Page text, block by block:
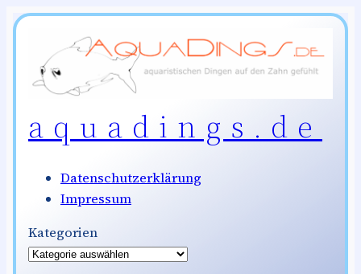
Zum
springen
aquadings.de
Datenschutzerklärung
Impressum
Kategorien